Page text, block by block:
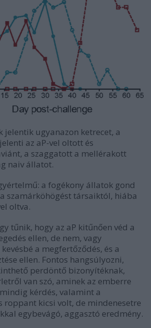
jelentik ugyanazon ketrecet, a
az aP-vel oltott és
a szaggatott a mellérakott
naiv állatot.
a fogékony állatok gond
szamárköhögést társaiktól, hiába
oltva.
tűnik, hogy az aP kitűnően véd a
ellen, de nem, vagy
a megfertőződés, és a
ellen. Fontos hangsúlyozni,
perdöntő bizonyítéknak,
van szó, aminek az emberre
kérdés, valamint a
roppant kicsi volt, de mindenesetre
egybevágó, aggasztó eredmény.